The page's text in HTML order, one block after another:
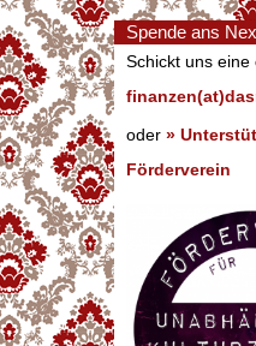
Spende ans
Schickt uns eine
oder »
Förderverein